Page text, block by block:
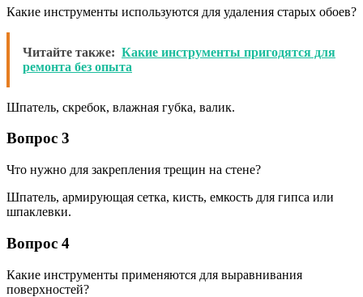
Какие инструменты используются для удаления старых обоев?
Читайте также: Какие инструменты пригодятся для
ремонта без опыта
Шпатель, скребок, влажная губка, валик.
Вопрос 3
Что нужно для закрепления трещин на стене?
Шпатель, армирующая сетка, кисть, емкость для гипса или
шпаклевки.
Вопрос 4
Какие инструменты применяются для выравнивания
поверхностей?